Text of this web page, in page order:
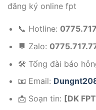
đăng ký online fpt
📞 Hotline:
💬 Zalo:
🛠️ Tổng đài báo
📧 Email:
📩 Soạn tin: [DK